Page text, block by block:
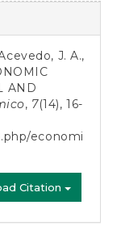
J. A.,
AND
, 7(14), 16-
economi
Citation